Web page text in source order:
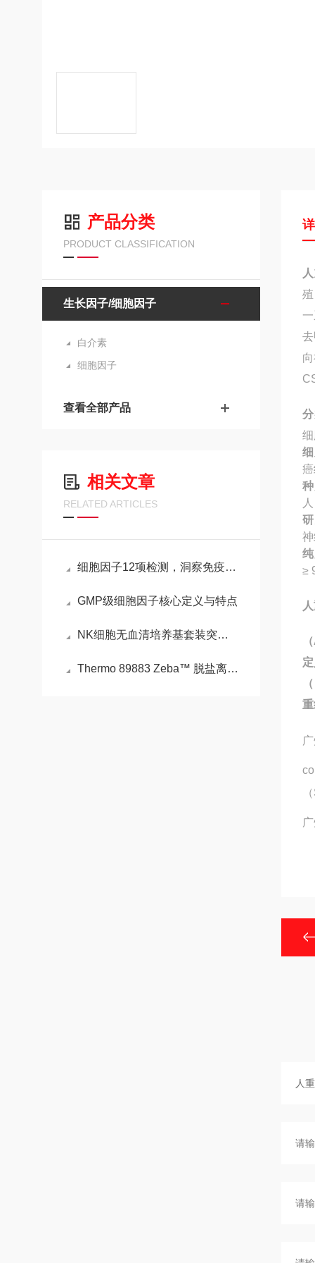
产品分类
PRODUCT CLASSIFICATION
生长因子/细胞因子
白介素
细胞因子
查看全部产品
相关文章
RELATED ARTICLES
细胞因子12项检测，洞察免疫与疾病的重要窗口
GMP级细胞因子核心定义与特点
NK细胞无血清培养基套装突破传统限制的免疫细胞扩增产品
Thermo 89883 Zeba™ 脱盐离心柱、板和纯化柱，7K MWCO
人
≥